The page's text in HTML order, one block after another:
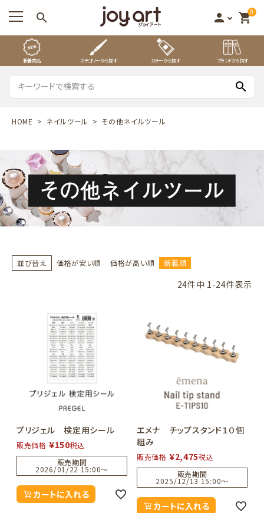
search person 0
shopping_cart
新着商品 カテゴリーから探す カラーから探す ブランドから探す
search
HOME ネイルツール その他ネイルツール
並び替え 価格が安い順 価格が高い順 新着順
24件中 1-24件表示
プリジェル 検定用シール
販売価格 ¥150税込
販売期間
2026/01/22 15:00〜
カートに入れる
エメナ チップスタンド１０個
組み
販売価格 ¥2,475税込
販売期間
2025/12/13 15:00〜
カートに入れる